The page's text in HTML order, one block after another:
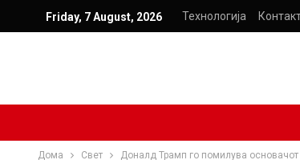
Friday, 7 August, 2026 Технологија
Дома Свет Доналд Трамп го помилува основачот